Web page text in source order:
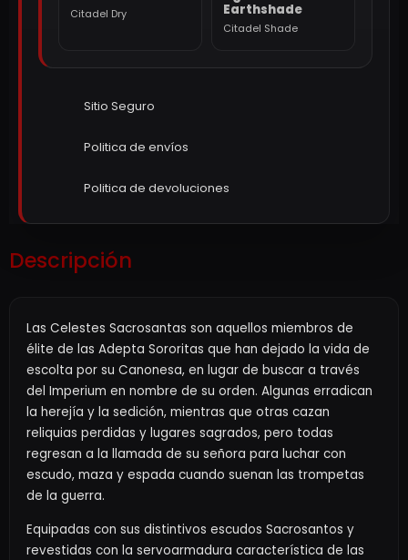
Citadel Dry
Earthshade
Citadel Shade
Sitio Seguro
Politica de envíos
Politica de devoluciones
Descripción
Las Celestes Sacrosantas son aquellos miembros de
élite de las Adepta Sororitas que han dejado la vida de
escolta por su Canonesa, en lugar de buscar a través
del Imperium en nombre de su orden. Algunas erradican
la herejía y la sedición, mientras que otras cazan
reliquias perdidas y lugares sagrados, pero todas
regresan a la llamada de su señora para luchar con
escudo, maza y espada cuando suenan las trompetas
de la guerra.
Equipadas con sus distintivos escudos Sacrosantos y
revestidas con la servoarmadura característica de las